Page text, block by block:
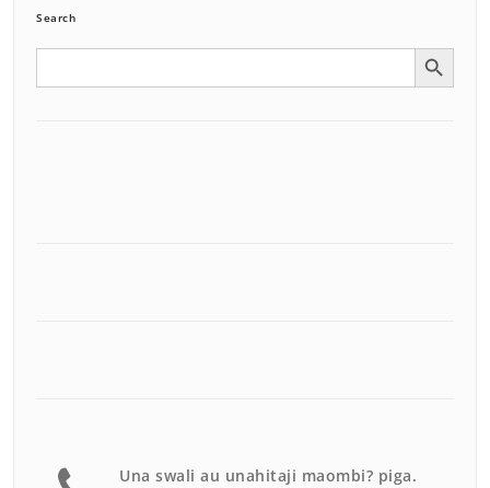
Search
Search Search Button
Una swali au unahitaji maombi? piga.